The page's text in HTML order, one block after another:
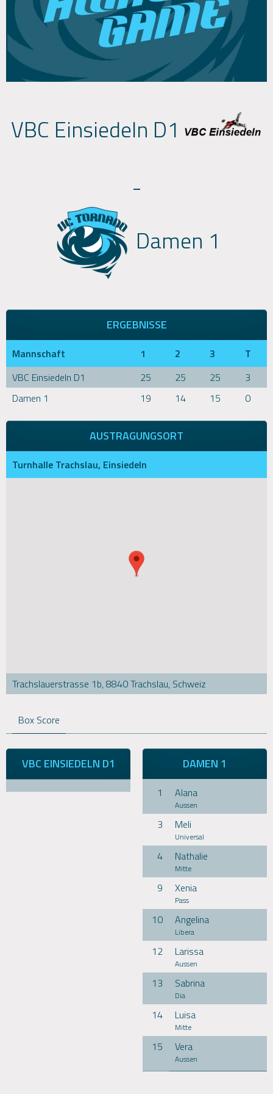
VBC Einsiedeln D1
-
Damen 1
ERGEBNISSE
Mannschaft 1 2 3
T
VBC Einsiedeln D1
25 25 25
3
Damen 1
19 14 15 0
AUSTRAGUNGSORT
Turnhalle Trachslau, Einsiedeln
Trachslauerstrasse 1b, 8840 Trachslau, Schweiz
Box Score
VBC EINSIEDELN D1 DAMEN 1
1 Alana
Aussen
3 Meli
Universal
4 Nathalie
Mitte
9 Xenia
Pass
10 Angelina
Libera
12 Larissa
Aussen
13 Sabrina
Dia
14 Luisa
Mitte
15 Vera
Aussen